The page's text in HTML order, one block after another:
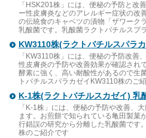
「HSK201株」には、便秘の予防と改
ー性皮膚炎などのアレルギー症状の改
の伝統食のキャベツの漬物「ザワーク
乳酸菌です。乳酸菌ラクトバチルスプ
KW3110株(ラクトバチルスパラ
「KW3110株」には、便秘の予防改善
性皮膚炎の予防や改善効果が確認され
酵素に強く、高い耐酸性があるので生
トバチルスパラカゼイKW3110株のご
K-1株(ラクトバチルスカゼイ) 乳
「K-1株」には、便秘の予防や改善、
ます。お煎餅で知られている亀田製菓
行錯誤の研究から分離した乳酸菌です
株のご紹介です